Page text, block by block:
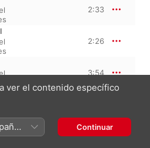
2:33
2:26
3:54
ver el contenido específico
Continuar